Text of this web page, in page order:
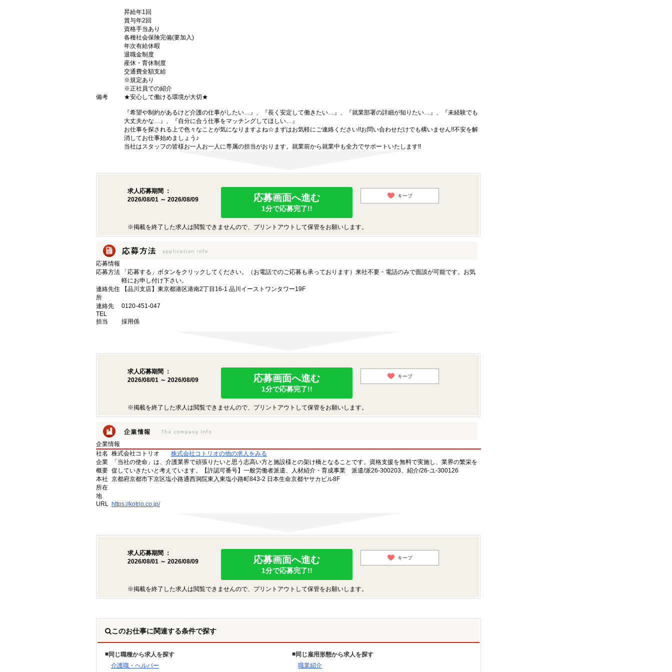
昇給年1回
賞与年2回
資格手当あり
各種社会保険完備(要加入)
年次有給休暇
退職金制度
産休・育休制度
交通費全額支給
※規定あり
※正社員での紹介
備考
★安心して働ける環境が大切★
『希望や制約があるけど介護の仕事がしたい…』、『長く安定して働きたい…』、『就業部署の詳細が知りたい…』、『未経験でも
大丈夫かな…』、『自分に合う仕事をマッチングしてほしい…』
お仕事を探される上で色々なことが気になりますよね☆まずはお気軽にご連絡ください!!お問い合わせだけでも構いません!!不安を解
消してお仕事始めましょう♪
当社はスタッフの皆様お一人お一人に専属の担当がおります。就業前から就業中も全力でサポートいたします!!
求人応募期間 ：
2026/08/01 ～ 2026/08/09
応募画面へ進む
1分で応募完了!!
キープ
※掲載を終了した求人は閲覧できませんので、プリントアウトして保管をお願いします。
応募情報
応募方法
「応募する」ボタンをクリックしてください。（お電話でのご応募も承っております）来社不要・電話のみで面談が可能です。お気
軽にお申し付け下さい。
連絡先住
所
【品川支店】東京都港区港南2丁目16-1 品川イーストワンタワー19F
連絡先
TEL
0120-451-047
担当 採用係
求人応募期間 ：
2026/08/01 ～ 2026/08/09
応募画面へ進む
1分で応募完了!!
キープ
※掲載を終了した求人は閲覧できませんので、プリントアウトして保管をお願いします。
企業情報
社名
株式会社コトリオ
株式会社コトリオの他の求人をみる
企業
概要
「当社の使命」は、介護業界で頑張りたいと思う志高い方と施設様との架け橋となることです。資格支援を無料で実施し、業界の繁栄を
促していきたいと考えています。【許認可番号】一般労働者派遣、人材紹介・育成事業 派遣/派26-300203、紹介/26-ユ-300126
本社
所在
地
京都府京都市下京区塩小路通西洞院東入東塩小路町843-2 日本生命京都ヤサカビル8F
URL https://kotrio.co.jp/
求人応募期間 ：
2026/08/01 ～ 2026/08/09
応募画面へ進む
1分で応募完了!!
キープ
※掲載を終了した求人は閲覧できませんので、プリントアウトして保管をお願いします。
このお仕事に関連する条件で探す
同じ職種から求人を探す
介護職・ヘルパー
同じ雇用形態から求人を探す
職業紹介